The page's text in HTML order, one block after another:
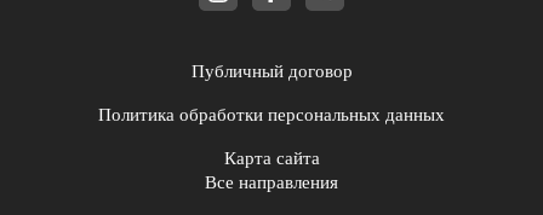
Публичный договор
Политика обработки персональных данных
Карта сайта
Все направления